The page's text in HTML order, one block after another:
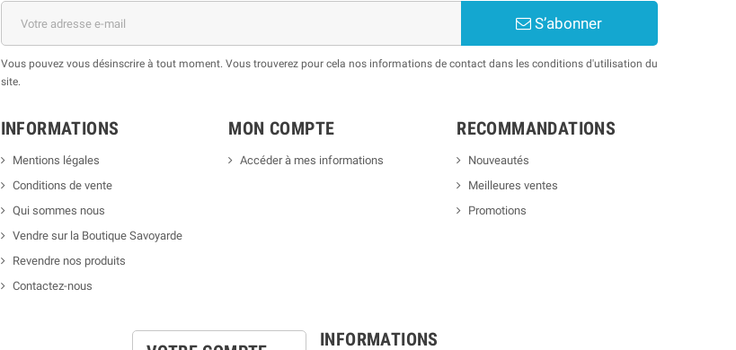
S’abonner
Vous pouvez vous désinscrire à tout moment. Vous trouverez pour cela nos informations de contact dans les conditions d'utilisation du
site.
INFORMATIONS
Mentions légales
Conditions de vente
Qui sommes nous
Vendre sur la Boutique Savoyarde
Revendre nos produits
Contactez-nous
MON COMPTE
Accéder à mes informations
RECOMMANDATIONS
Nouveautés
Meilleures ventes
Promotions
INFORMATIONS